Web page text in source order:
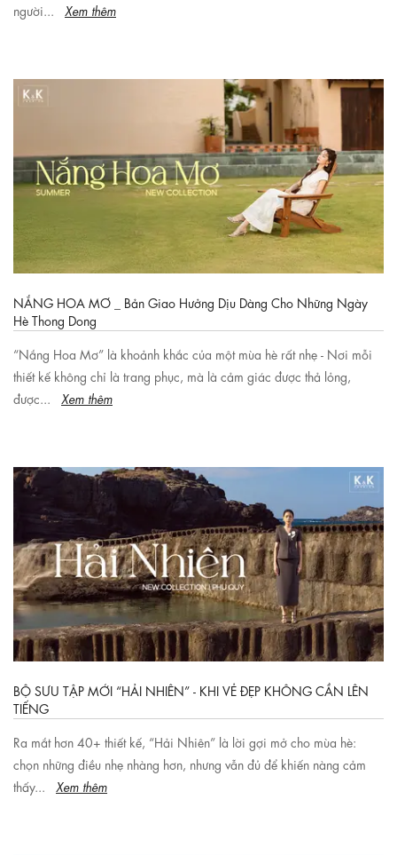
người...
Xem thêm
NẮNG HOA MƠ _ Bản Giao Hưởng Dịu Dàng Cho Những Ngày
Hè Thong Dong
“Nắng Hoa Mơ” là khoảnh khắc của một mùa hè rất nhẹ - Nơi mỗi
thiết kế không chỉ là trang phục, mà là cảm giác được thả lỏng,
được...
Xem thêm
BỘ SƯU TẬP MỚI “HẢI NHIÊN” - KHI VẺ ĐẸP KHÔNG CẦN LÊN
TIẾNG
Ra mắt hơn 40+ thiết kế, “Hải Nhiên” là lời gợi mở cho mùa hè:
chọn những điều nhẹ nhàng hơn, nhưng vẫn đủ để khiến nàng cảm
thấy...
Xem thêm